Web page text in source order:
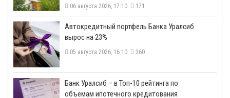
06 августа 2026, 17:10 171
​Автокредитный портфель Банка Уралсиб
вырос на 23%
05 августа 2026, 16:10 360
​Банк Уралсиб – в Топ-10 рейтинга по
объемам ипотечного кредитования